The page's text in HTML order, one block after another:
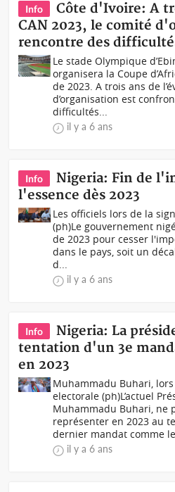
Info
Côte d'Ivoire: A
CAN 2023, le comité
rencontre des
Le stade Olympique
organisera la Coupe
de 2023. A trois ans de
d’organisation est
difficultés...
il y a 6 ans
Info
Nigeria: Fin de
l'essence dès 2023
Les officiels lors de la
(ph)Le gouvernement
de 2023 pour cesser
dans le pays, soit un
d...
il y a 6 ans
Info
Nigeria: La
tentation d'un 3e
en 2023
Muhammadu Buhari,
electorale (ph)L’actuel
Muhammadu Buhari, ne
représenter en 2023 au
dernier mandat comme
il y a 6 ans